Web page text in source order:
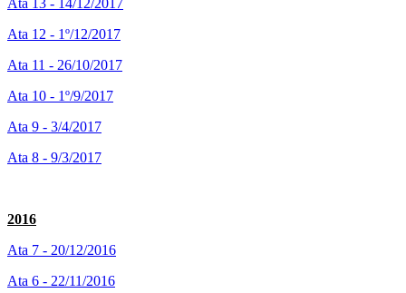
Ata 13 - 14/12/2017
Ata 12 - 1º/12/2017
Ata 11 - 26/10/2017
Ata 10 - 1º/9/2017
Ata 9 - 3/4/2017
Ata 8 - 9/3/2017
2016
Ata 7 - 20/12/2016
Ata 6 - 22/11/2016